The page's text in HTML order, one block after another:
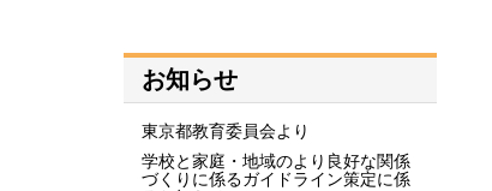
お知らせ
東京都教育委員会より
学校と家庭・地域のより良好な関係
づくりに係るガイドライン策定に係